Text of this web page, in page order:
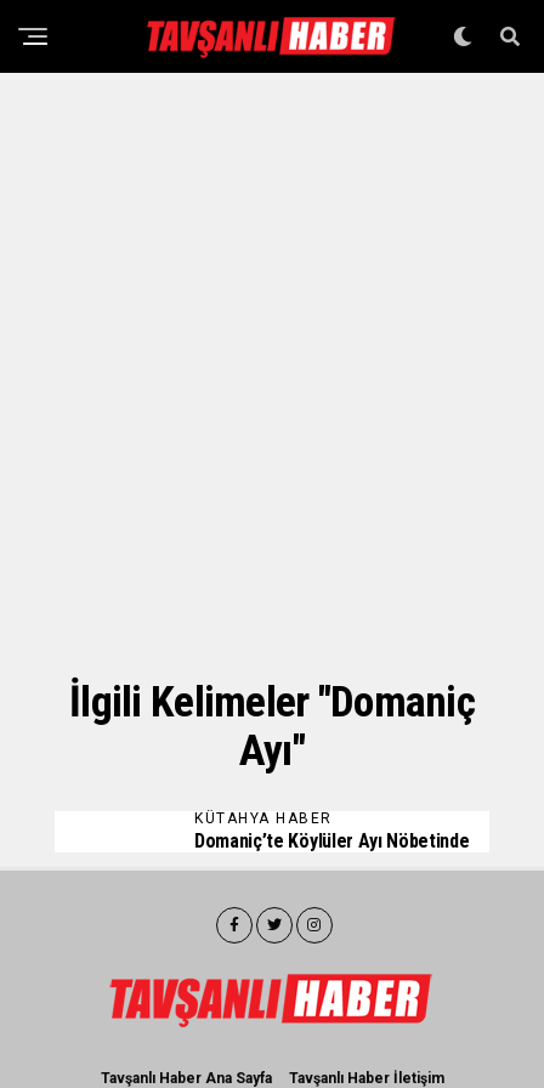
İlgili Kelimeler "domaniç
Ayı"
KÜTAHYA HABER
Domaniç’te Köylüler Ayı Nöbetinde
Tavşanlı Haber Ana Sayfa Tavşanlı Haber İletişim